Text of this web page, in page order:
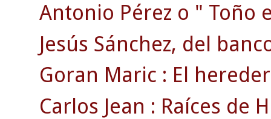
Antonio Pérez o " Toño
Jesús Sánchez, del
Goran Maric : El
Carlos Jean : Raíces de